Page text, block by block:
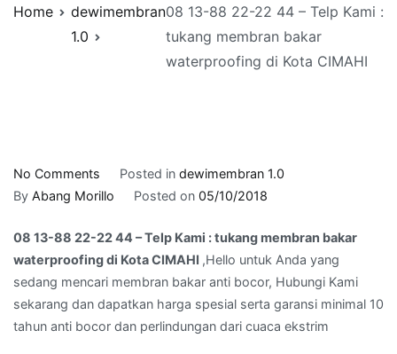
Home
dewimembran
1.0
08 13-88 22-22 44 – Telp Kami :
tukang membran bakar
waterproofing di Kota CIMAHI
No Comments
08
88
22-
22
44
–
Posted in dewimembran 1.0
By Abang Morillo Posted on 05/10/2018
08 13-88 22-22 44 – Telp Kami : tukang membran bakar
waterproofing di Kota CIMAHI ,Hello untuk Anda yang
sedang mencari membran bakar anti bocor, Hubungi Kami
sekarang dan dapatkan harga spesial serta garansi minimal 10
tahun anti bocor dan perlindungan dari cuaca ekstrim